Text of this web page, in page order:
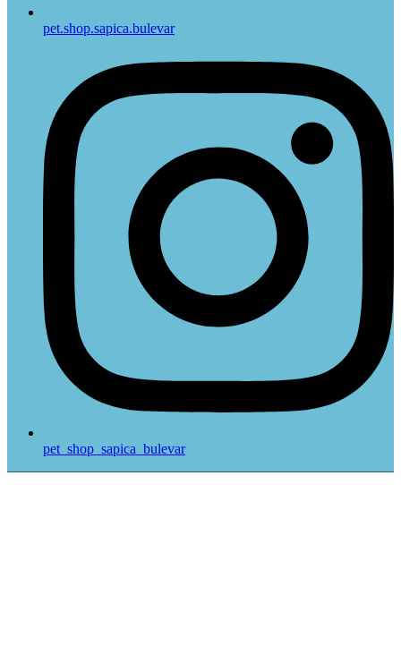
pet.shop.sapica.bulevar
pet_shop_sapica_bulevar